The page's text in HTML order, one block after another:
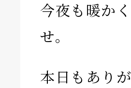
今夜も暖か
せ。
本日もあり